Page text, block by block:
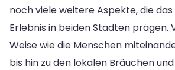
noch viele weitere Aspekte, die
Erlebnis in beiden Städten prägen.
Weise wie die Menschen
bis hin zu den lokalen Bräuchen